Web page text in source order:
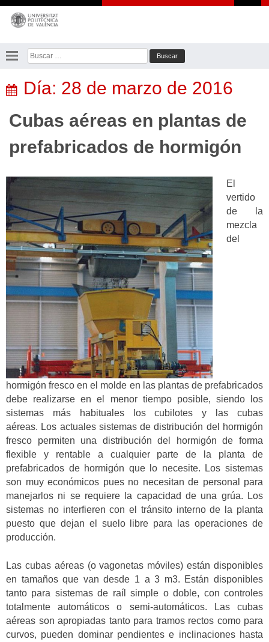
Saltar
contenido
Buscar:
Día: 28 de marzo de 2016
Cubas aéreas en plantas de
prefabricados de hormigón
El
vertido
de la
mezcla
del
hormigón fresco en el molde en las plantas de prefabricados
debe realizarse en el menor tiempo posible, siendo los
sistemas más habituales los cubilotes y las cubas
aéreas. Los actuales sistemas de distribución del hormigón
fresco permiten una distribución del hormigón de forma
flexible y rentable a cualquier parte de la planta de
prefabricados de hormigón que lo necesite. Los sistemas
son muy económicos pues no necesitan de personal para
manejarlos ni se requiere la capacidad de una grúa. Los
sistemas no interfieren con el tránsito interno de la planta
puesto que dejan el suelo libre para las operaciones de
producción.
Las cubas aéreas (o vagonetas móviles) están disponibles
en tamaños que van desde 1 a 3 m3. Están disponibles
tanto para sistemas de raíl simple o doble, con controles
totalmente automáticos o semi-automáticos. Las cubas
aéreas son apropiadas tanto para tramos rectos como para
curvos, pueden dominar pendientes e inclinaciones hasta